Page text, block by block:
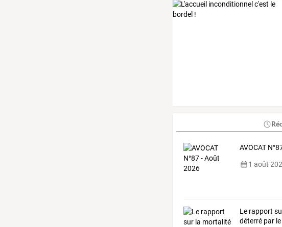
AVOCAT
1 août
Le rapport
déterré par